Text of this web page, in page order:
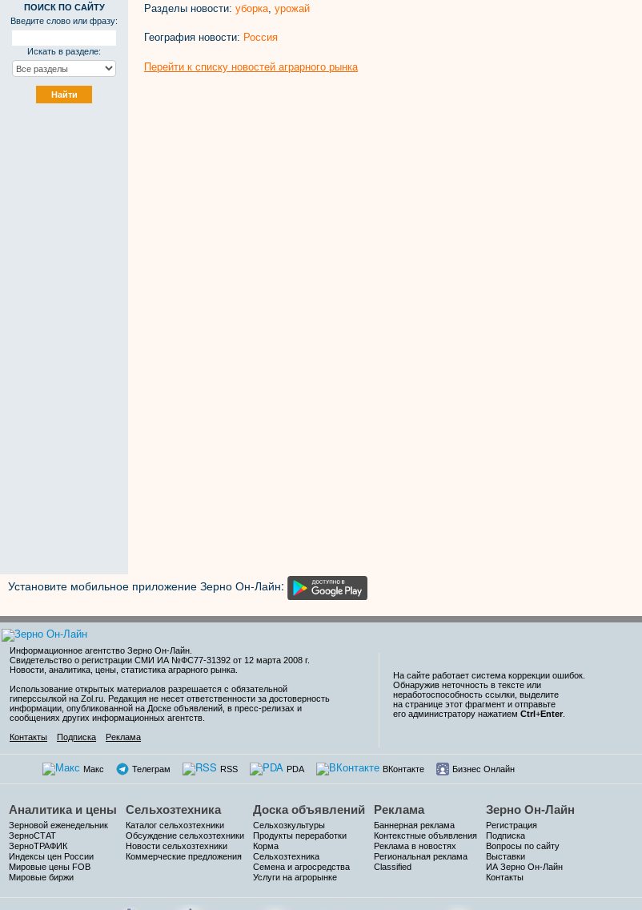
ПОИСК ПО САЙТУ
Введите слово или фразу:
Искать в разделе:
Разделы новости: уборка урожай
География новости: Россия
Перейти к списку новостей аграрного рынка
Установите мобильное приложение Зерно Он-Лайн:
Информационное агентство Зерно Он-Лайн
Свидетельство о регистрации СМИ ИА №ФС77-31392 от 12 марта 2008 г.
Новости, аналитика, цены, статистика аграрного рынка.
Использование открытых материалов разрешается с обязательной
гиперссылкой на Zol.ru. Редакция не несет ответственности за достоверность
информации, опубликованной на Доске объявлений, в пресс-релизах и
сообщениях других информационных агентств.
Контакты
Подписка Реклама
На сайте работает система коррекции ошибок.
Обнаружив неточность в тексте или
неработоспособность ссылки, выделите
на странице этот фрагмент и отправьте
его администратору нажатием Ctrl+Enter
Макс Телеграм RSS PDA ВКонтакте Бизнес Онлайн
Аналитика и цены
Зерновой еженедельник
ЗерноСТАТ
ЗерноТРАФИК
Индексы цен России
Мировые цены FOB
Мировые биржи
Сельхозтехника
Каталог сельхозтехники
Обсуждение сельхозтехники
Новости сельхозтехники
Коммерческие предложения
Доска объявлений
Сельхозкультуры
Продукты переработки
Корма
Сельхозтехника
Семена и агросредства
Услуги на агрорынке
Реклама
Баннерная реклама
Контекстные объявления
Реклама в новостях
Региональная реклама
Classified
Зерно Он-Лайн
Регистрация
Подписка
Вопросы по сайту
Выставки
ИА Зерно Он-Лайн
Контакты